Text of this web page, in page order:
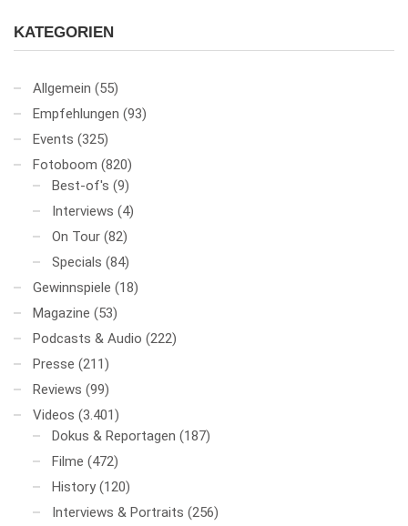
KATEGORIEN
Allgemein (55)
Empfehlungen (93)
Events (325)
Fotoboom (820)
Best-of's (9)
Interviews (4)
On Tour (82)
Specials (84)
Gewinnspiele (18)
Magazine (53)
Podcasts & Audio (222)
Presse (211)
Reviews (99)
Videos (3.401)
Dokus & Reportagen (187)
Filme (472)
History (120)
Interviews & Portraits (256)